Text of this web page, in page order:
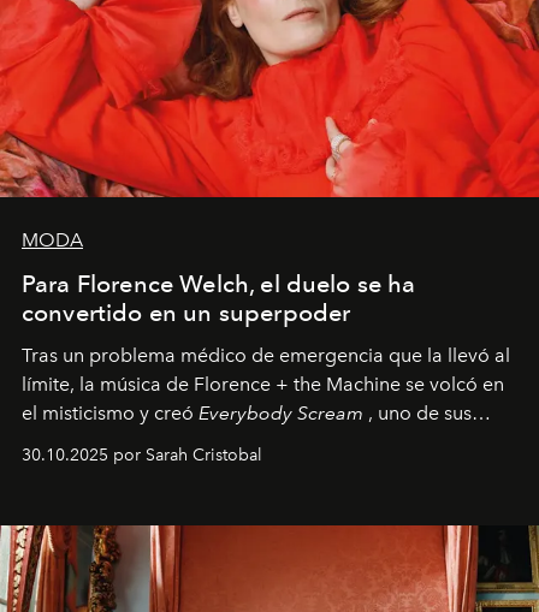
MODA
Para Florence Welch, el duelo se ha
convertido en un superpoder
Tras un problema médico de emergencia que la llevó al
límite, la música de Florence + the Machine se volcó en
el misticismo y creó Everybody Scream , uno de sus
álbumes más profundos hasta la fecha.
30.10.2025 por Sarah Cristobal